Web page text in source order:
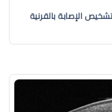
الإصابة بالقرنية